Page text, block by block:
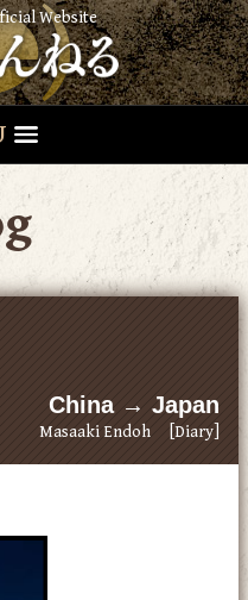
Website
China → Japan
Masaaki Endoh [Diary]